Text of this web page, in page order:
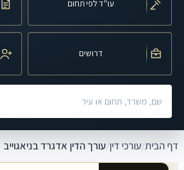
עו"ד לפי תחום
דרושים
חיפוש לפי שם, משרד, תחום משפט או עיר
דף הבית/עורכי דין/עורך הדין אדגרד בניאגוייב